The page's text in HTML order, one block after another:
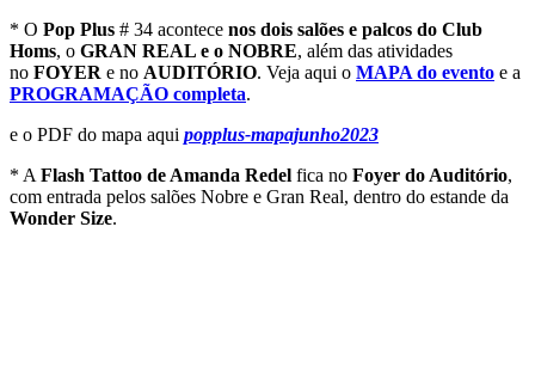
* O Pop Plus # 34 acontece nos dois salões e palcos do Club
Homs, o GRAN REAL e o NOBRE, além das atividades
no FOYER e no AUDITÓRIO. Veja aqui o MAPA do evento e a
PROGRAMAÇÃO completa.
e o PDF do mapa aqui popplus-mapajunho2023
* A Flash Tattoo de Amanda Redel fica no Foyer do Auditório,
com entrada pelos salões Nobre e Gran Real, dentro do estande da
Wonder Size.